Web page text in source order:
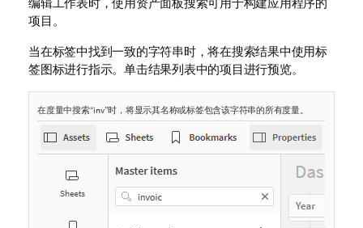
释
项目。
当在标签中找到一致的字符串时，将在搜索结果中使用标
签图标进行指示。单击结果列表中的项目进行预览。
在度量中搜索“inv”时，将显示其名称或标签包含该字符串的所有度量。